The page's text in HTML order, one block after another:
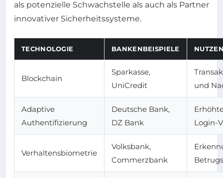
als potenzielle Schwachstelle als auch als Partner
innovativer Sicherheitssysteme.
TECHNOLOGIE BANKENBEISPIELE
Blockchain
Sparkasse,
UniCredit
und
Adaptive
Authentifizierung
Deutsche Bank,
DZ Bank
Login-
Verhaltensbiometrie
Volksbank,
Commerzbank